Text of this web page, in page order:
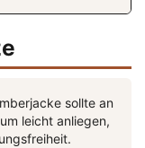
sollte an
leicht anliegen,